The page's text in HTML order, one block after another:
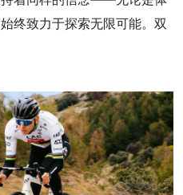
终致力于探索无限可能。双